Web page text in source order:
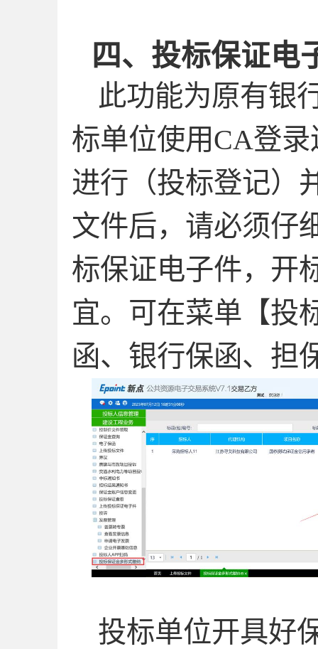
四、 投标保证电
此功能为原有银
标单位使用CA登录
进行（投标登记）
文件后，请必须仔
标保证电子件，开
宜。可在菜单【投
函、银行保函、担
投标单位开具好